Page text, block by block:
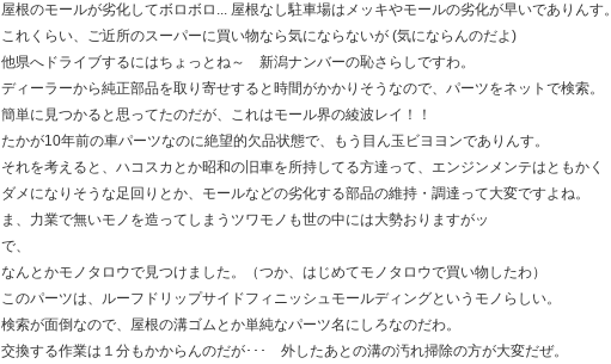
屋根のモールが劣化してボロボロ... 屋根なし駐車場はメッキやモールの劣化が早いでありんす。
これくらい、ご近所のスーパーに買い物なら気にならないが (気にならんのだよ)
他県へドライブするにはちょっとね～ 新潟ナンバーの恥さらしですわ。
ディーラーから純正部品を取り寄せすると時間がかかりそうなので、パーツをネットで検索。
簡単に見つかると思ってたのだが、これはモール界の綾波レイ！！
たかが10年前の車パーツなのに絶望的欠品状態で、もう目ん玉ビヨヨンでありんす。
それを考えると、ハコスカとか昭和の旧車を所持してる方達って、エンジンメンテはともかく
ダメになりそうな足回りとか、モールなどの劣化する部品の維持・調達って大変ですよね。
ま、力業で無いモノを造ってしまうツワモノも世の中には大勢おりますがッ
で、
なんとかモノタロウで見つけました。（つか、はじめてモノタロウで買い物したわ）
このパーツは、ルーフドリップサイドフィニッシュモールディングというモノらしい。
検索が面倒なので、屋根の溝ゴムとか単純なパーツ名にしろなのだわ。
交換する作業は１分もかからんのだが･･･ 外したあとの溝の汚れ掃除の方が大変だぜ。